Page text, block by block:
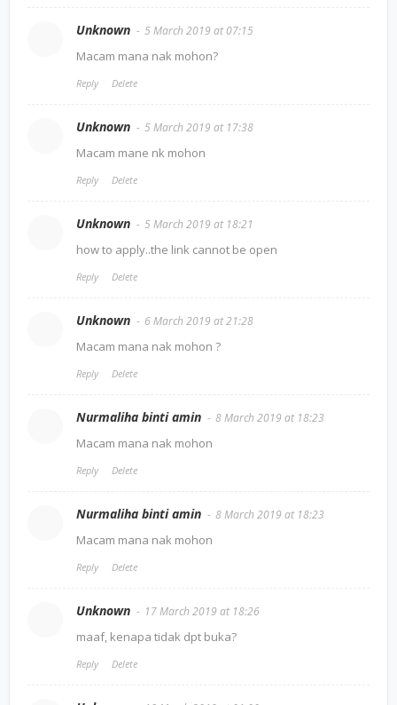
Unknown 5 March 2019 at 07:15
Macam mana nak mohon?
Reply Delete
Unknown 5 March 2019 at 17:38
Macam mane nk mohon
Reply Delete
Unknown 5 March 2019 at 18:21
how to apply..the link cannot be open
Reply Delete
Unknown 6 March 2019 at 21:28
Macam mana nak mohon ?
Reply Delete
Nurmaliha binti amin 8 March 2019 at 18:23
Macam mana nak mohon
Reply Delete
Nurmaliha binti amin 8 March 2019 at 18:23
Macam mana nak mohon
Reply Delete
Unknown 17 March 2019 at 18:26
maaf, kenapa tidak dpt buka?
Reply Delete